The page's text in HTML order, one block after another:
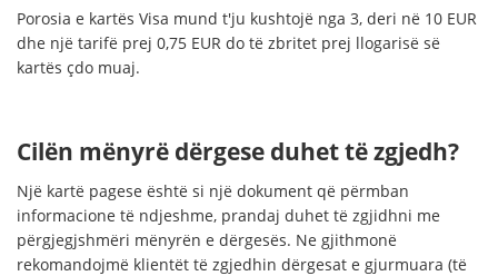
Porosia e kartës Visa mund t'ju kushtojë nga 3, deri në 10 EUR
dhe një tarifë prej 0,75 EUR do të zbritet prej llogarisë së
kartës çdo muaj.
Cilën mënyrë dërgese duhet të zgjedh?
Një kartë pagese është si një dokument që përmban
informacione të ndjeshme, prandaj duhet të zgjidhni me
përgjegjshmëri mënyrën e dërgesës. Ne gjithmonë
rekomandojmë klientët të zgjedhin dërgesat e gjurmuara (të